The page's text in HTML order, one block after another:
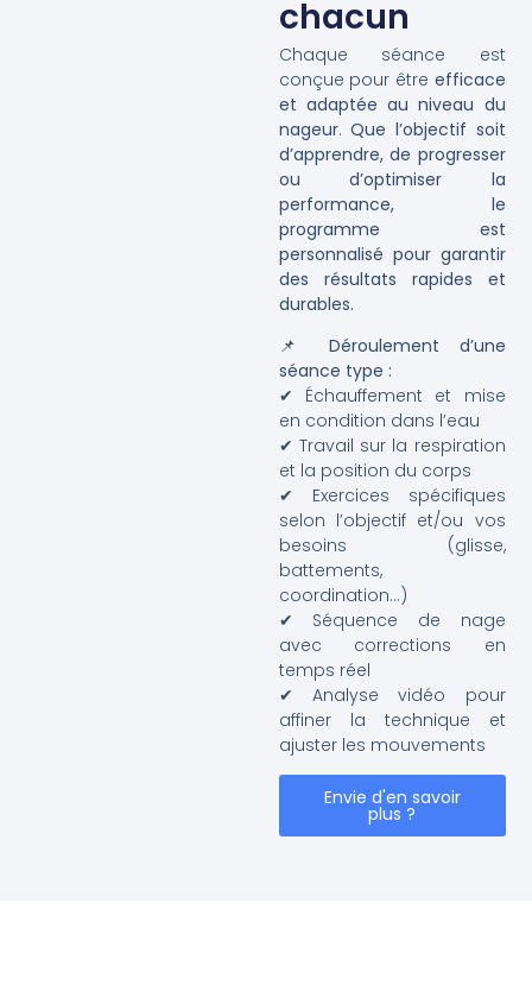
chacun
Chaque séance est
conçue pour être efficace
et adaptée au niveau du
nageur.Que l’objectif soit
d’apprendre, de progresser
ou d’optimiser la
performance, le
programme est
personnalisé pour garantir
des résultats rapides et
durables.
📌Déroulement d’une
séance type :
✔ Échauffement et mise
en condition dans l’eau
✔ Travail sur la respiration
et la position du corps
✔ Exercices spécifiques
selon l’objectif et/ou vos
besoins (glisse,
battements,
coordination…)
✔ Séquence de nage
avec corrections en
temps réel
✔ Analyse vidéo pour
affiner la technique et
ajuster les mouvements
Envie d'en savoir
plus ?